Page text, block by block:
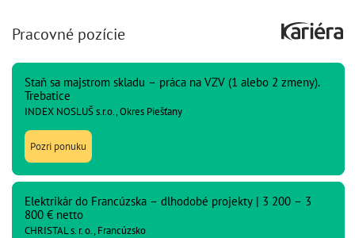
Pracovné pozície
Staň sa majstrom skladu – práca na VZV (1 alebo 2 zmeny).
Trebatice
INDEX NOSLUŠ s.r.o., Okres Piešťany
Pozri ponuku
Elektrikár do Francúzska – dlhodobé projekty | 3 200 – 3
800 € netto
CHRISTAL s. r. o., Francúzsko